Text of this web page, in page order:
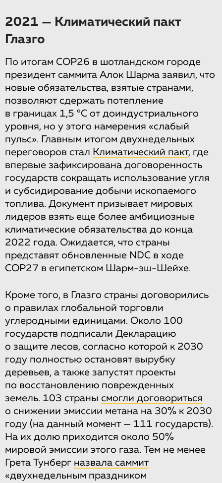
2021 — Климатический пакт
Глазго
По итогам COP26 в шотландском городе
президент саммита Алок Шарма заявил, что
новые обязательства, взятые странами,
позволяют сдержать потепление
в границах 1,5 °C от доиндустриального
уровня, но у этого намерения «слабый
пульс». Главным итогом двухнедельных
переговоров стал Климатический пакт, где
впервые зафиксирована договоренность
государств сокращать использование угля
и субсидирование добычи ископаемого
топлива. Документ призывает мировых
лидеров взять еще более амбициозные
климатические обязательства до конца
2022 года. Ожидается, что страны
представят обновленные NDC в ходе
COP27 в египетском Шарм-эш-Шейхе.
Кроме того, в Глазго страны договорились
о правилах глобальной торговли
углеродными единицами. Около 100
государств подписали Декларацию
о защите лесов, согласно которой к 2030
году полностью остановят вырубку
деревьев, а также запустят проекты
по восстановлению поврежденных
земель. 103 страны смогли договориться
о снижении эмиссии метана на 30% к 2030
году (на данный момент — 111 государств).
На их долю приходится около 50%
мировой эмиссии этого газа. Тем не менее
Грета Тунберг назвала саммит
«двухнедельным праздником